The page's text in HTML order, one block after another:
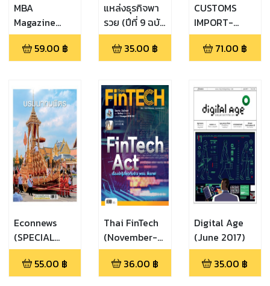
MBA
Magazine
(Nov - Dec
2018)59.00 ฿
แหล่งธุรกิจพา
รวย (ปีที่ 9 ฉบับ
ที่ 98 ประจำ
เดือน
พฤศจิกายน
35.00 ฿
CUSTOMS
IMPORT-
EXPORT
(ISSUE 173)
71.00 ฿
Econnews
(SPECIAL
ISSUE)
55.00 ฿
Thai FinTech
(November-
December
2017)36.00 ฿
Digital Age
(June 2017)
35.00 ฿